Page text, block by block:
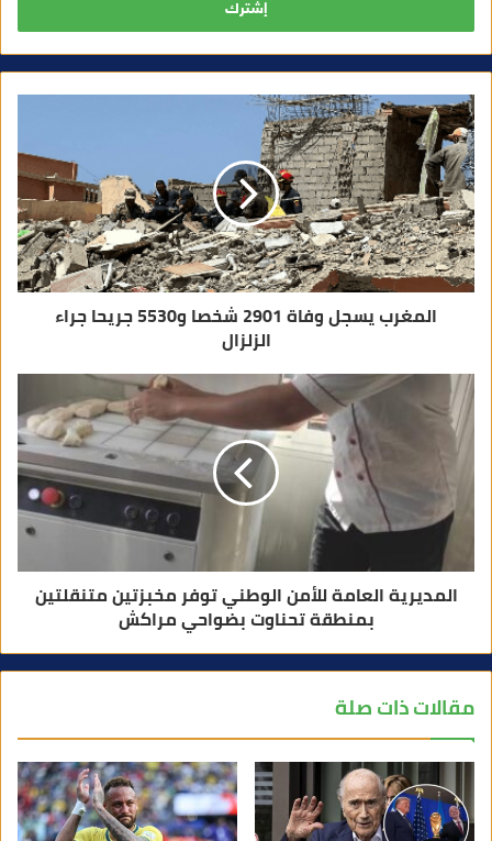
ر
ا
ل
إ
ل
ك
ت
و
ن
ي
المغرب يسجل وفاة 2901 شخصا و5530 جريحا جراء
الزلزال
المديرية العامة للأمن الوطني توفر مخبزتين متنقلتين
بمنطقة تحناوت بضواحي مراكش
مقالات ذات صلة